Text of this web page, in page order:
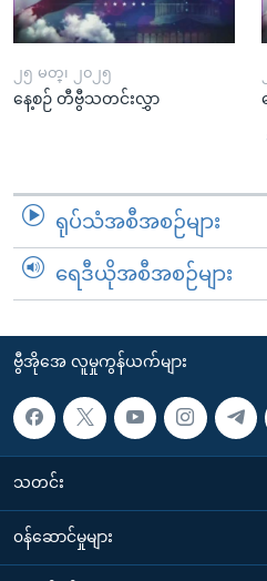
၂၅ မတ္၊ ၂၀၂၅
နေ့စဉ် တီဗွီသတင်းလွှာ
ရုပ်သံအစီအစဉ်များ
ရေဒီယိုအစီအစဉ်များ
ဗွီအိုအေ လူမှုကွန်ယက်များ
သတင်း
၀န်ဆောင်မှုများ